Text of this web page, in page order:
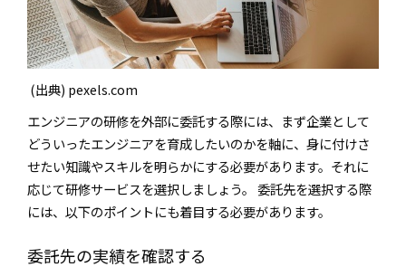
(出典) pexels.com
エンジニアの研修を外部に委託する際には、まず企業として
どういったエンジニアを育成したいのかを軸に、身に付けさ
せたい知識やスキルを明らかにする必要があります。それに
応じて研修サービスを選択しましょう。 委託先を選択する際
には、以下のポイントにも着目する必要があります。
委託先の実績を確認する